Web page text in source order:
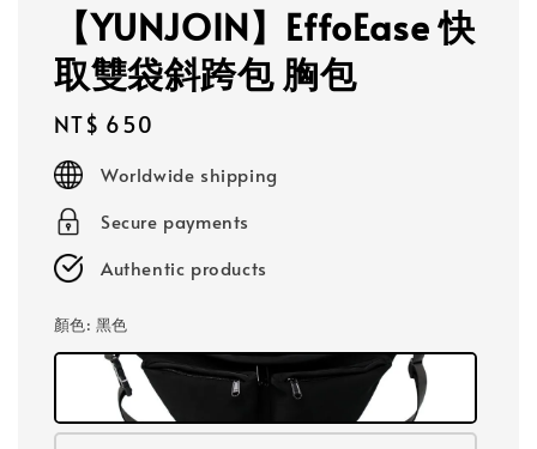
【YUNJOIN】EffoEase 快
取雙袋斜跨包 胸包
Regular
price
NT$ 650
Worldwide shipping
Secure payments
Authentic products
顏色: 黑色